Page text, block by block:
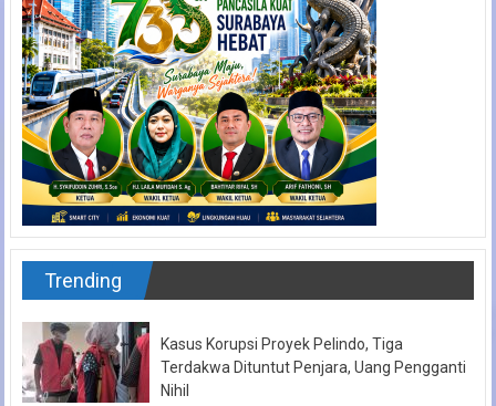
Trending
Kasus Korupsi Proyek Pelindo, Tiga
Terdakwa Dituntut Penjara, Uang Pengganti
Nihil